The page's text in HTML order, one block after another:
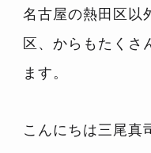
名古屋の熱田区以
区、からもたくさ
ます。
こんにちは三尾真